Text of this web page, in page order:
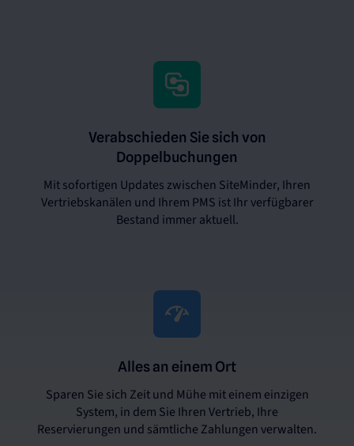
Verabschieden Sie sich von
Doppelbuchungen
Mit sofortigen Updates zwischen SiteMinder, Ihren
Vertriebskanälen und Ihrem PMS ist Ihr verfügbarer
Bestand immer aktuell.
Alles an einem Ort
Sparen Sie sich Zeit und Mühe mit einem einzigen
System, in dem Sie Ihren Vertrieb, Ihre
Reservierungen und sämtliche Zahlungen verwalten.